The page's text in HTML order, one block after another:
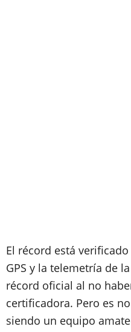
El récord está
GPS y la telemetría de
récord oficial al no
certificadora. Pero es
siendo un equipo